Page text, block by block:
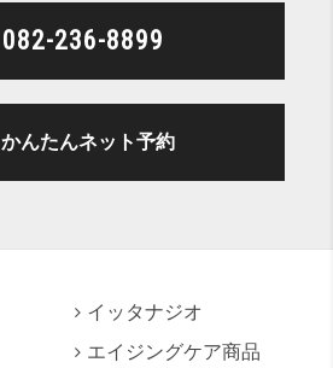
082-236-8899
かんたんネット予約
イッタナジオ
エイジングケア商品